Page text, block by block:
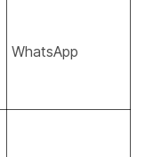
WhatsApp